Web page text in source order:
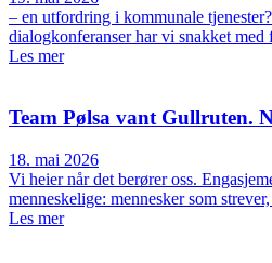
– en utfordring i kommunale
dialogkonferanser har vi snakket
Les mer
Team Pølsa vant Gullruten.
18. mai 2026
Vi heier når det berører oss.
menneskelige: mennesker som
Les mer